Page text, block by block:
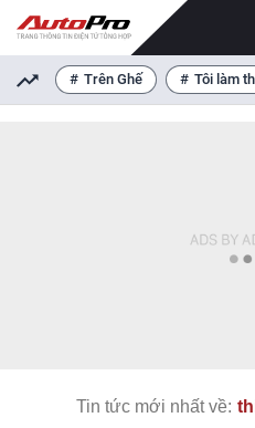
Trên Ghế Tôi làm
Tin tức mới nhất về: